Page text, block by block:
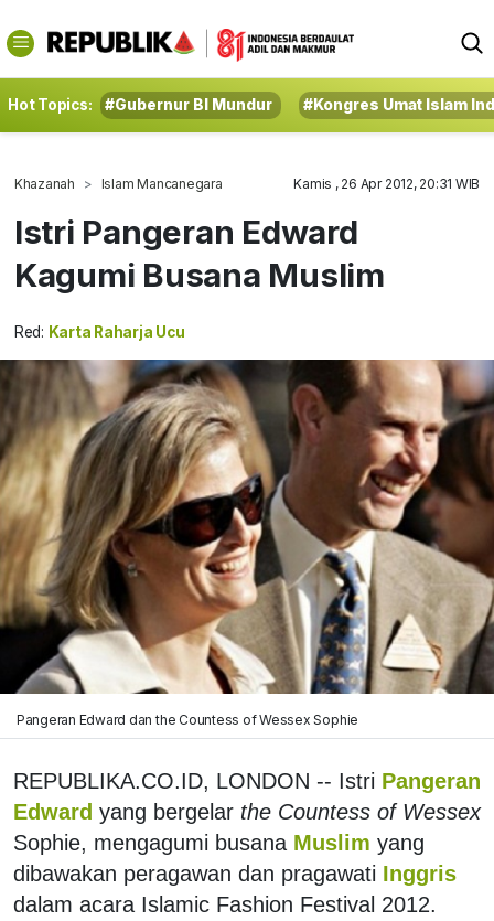
Hot Topics: #Gubernur BI Mundur #Kongres Umat Islam
Khazanah Islam Mancanegara Kamis , 26 Apr 2012, 20:31 WIB
Istri Pangeran Edward
Kagumi Busana Muslim
Red: Karta Raharja Ucu
Pangeran Edward dan the Countess of Wessex Sophie
REPUBLIKA.CO.ID, LONDON -- Istri Pangeran
Edward yang bergelar the Countess of Wessex
Sophie, mengagumi busana Muslim yang
dibawakan peragawan dan pragawati Inggris
dalam acara Islamic Fashion Festival 2012.